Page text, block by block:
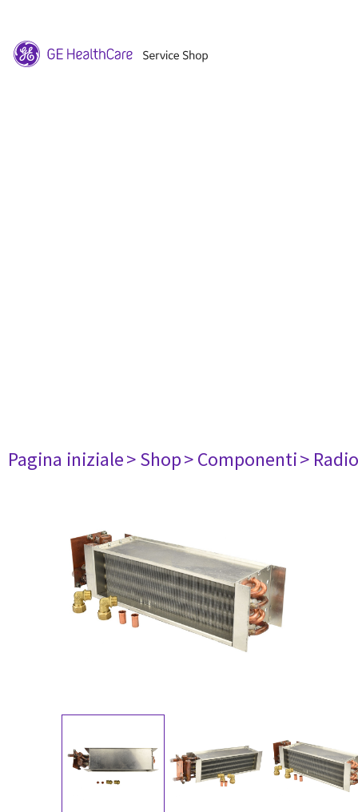
Pagina iniziale> Shop> Componenti>